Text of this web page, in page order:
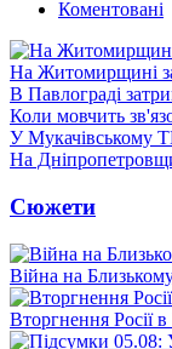
Коментовані
На Житомирщині
В Павлограді
Коли мовчить
У Мукачівському
На
Сюжети
Війна на
Вторгнення Росії